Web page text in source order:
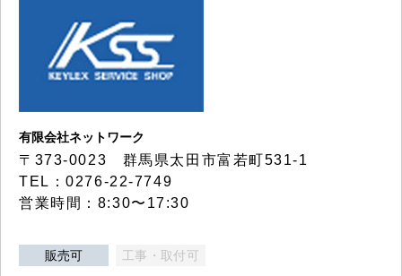
有限会社ネットワーク
〒373-0023 群馬県太田市富若町531-1
TEL：0276-22-7749
営業時間：8:30〜17:30
販売可 工事・取付可